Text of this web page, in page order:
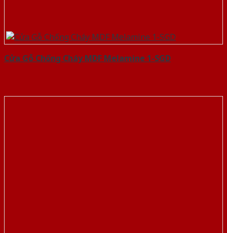
Cửa Gỗ Chống Cháy MDF Melamine 1-SGD